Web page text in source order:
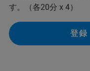
す。（各20分 x 4）
登録